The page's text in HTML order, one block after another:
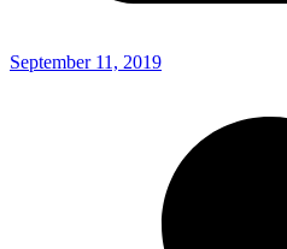
September 11, 2019